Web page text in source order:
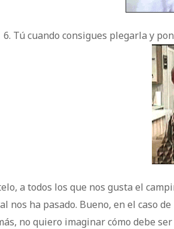
6. Tú cuando consigues plegarla y
a todos los que nos gusta el
nos ha pasado. Bueno, en el caso
no quiero imaginar cómo debe